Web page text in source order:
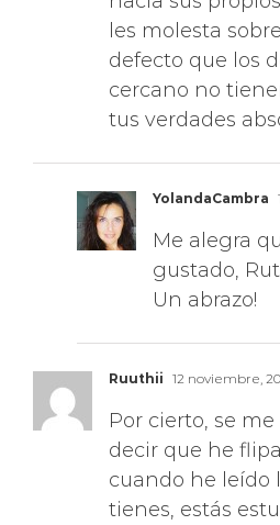
defecto que los
cercano no
tus verdades
YolandaCambra
Me alegra
gustado,
Un abrazo!
Ruuthii 12 noviembre,
Por cierto, se me
decir que he
cuando he leído
tienes, estás
joven, al ver la